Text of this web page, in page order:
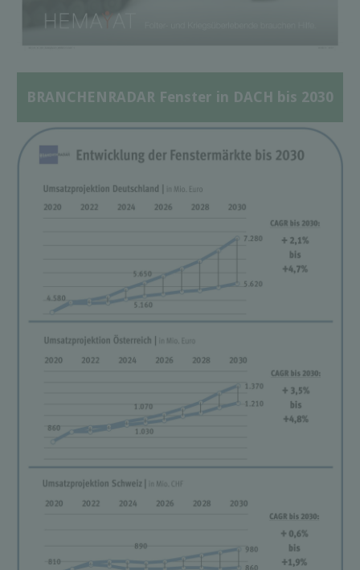
BRANCHENRADAR Fenster in DACH bis 2030